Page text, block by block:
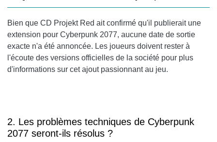
Bien que CD Projekt Red ait confirmé qu'il publierait une
extension pour Cyberpunk 2077, aucune date de sortie
exacte n'a été annoncée. Les joueurs doivent rester à
l'écoute des versions officielles de la société pour plus
d'informations sur cet ajout passionnant au jeu.
2. Les problèmes techniques de Cyberpunk
2077 seront-ils résolus ?